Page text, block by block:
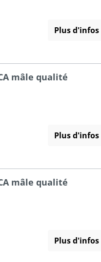
Plus d'infos
mâle qualité
Plus d'infos
mâle qualité
Plus d'infos